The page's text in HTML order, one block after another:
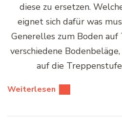
diese zu ersetzen.
eignet sich dafür was
Generelles zum Boden
verschiedene
auf die
Weiterlesen